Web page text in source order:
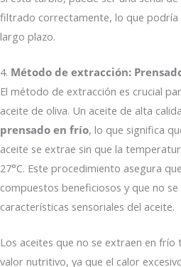
filtrado correctamente, lo que podría
largo plazo.
4. Método de extracción:
El método de extracción es crucial
aceite de oliva. Un aceite de alta
prensado en frío, lo que significa
aceite se extrae sin que la
27°C. Este procedimiento asegura
compuestos beneficiosos y que no
características sensoriales del aceite.
Los aceites que no se extraen en
valor nutritivo, ya que el calor